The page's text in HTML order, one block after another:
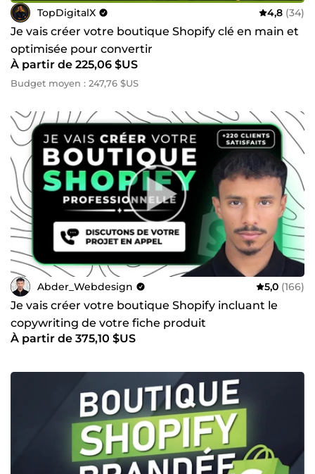
TopDigitalX 4,8 (34)
Je vais créer votre boutique Shopify clé en main et
optimisée pour convertir
À partir de 225,06 $US
Budget moyen : 247,76 $US
Abder_Webdesign 5,0 (166)
Je vais créer votre boutique Shopify incluant le
copywriting de votre fiche produit
À partir de 375,10 $US